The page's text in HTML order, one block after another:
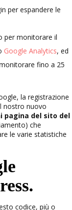
per espandere le
per monitorare il
Google Analytics, ed
fino a 25
la registrazione
nostro nuovo
pagina del sito del
che
le varie statistiche
codice, più o